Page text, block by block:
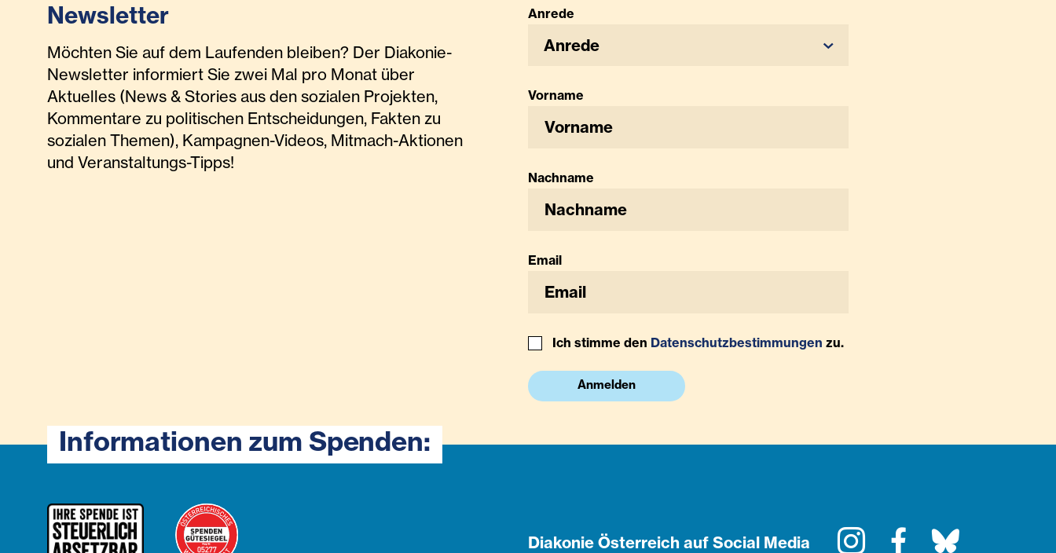
Newsletter
Möchten Sie auf dem Laufenden bleiben? Der Diakonie-
Newsletter informiert Sie zwei Mal pro Monat über
Aktuelles (News & Stories aus den sozialen Projekten,
Kommentare zu politischen Entscheidungen, Fakten zu
sozialen Themen), Kampagnen-Videos, Mitmach-Aktionen
und Veranstaltungs-Tipps!
Anrede
Anrede
Vorname
Nachname
Email
Ich stimme den Datenschutzbestimmungen zu.
Anmelden
Informationen zum Spenden:
Diakonie Österreich auf Social Media InstagramFacebook